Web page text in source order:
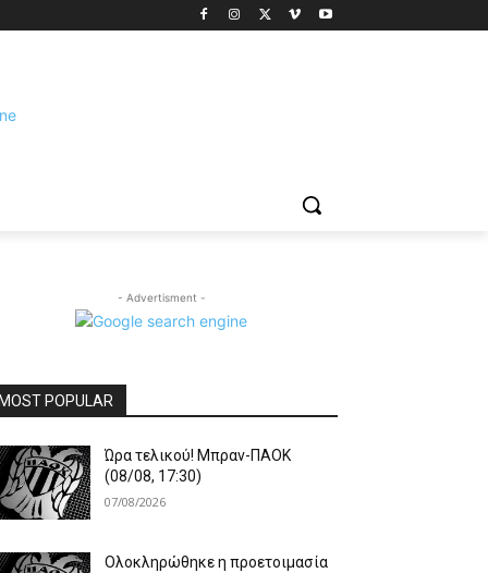
- Advertisment -
POPULAR
Ώρα τελικού! Μπραν-ΠΑΟΚ
(08/08, 17:30)
07/08/2026
Ολοκληρώθηκε η προετοιμασία